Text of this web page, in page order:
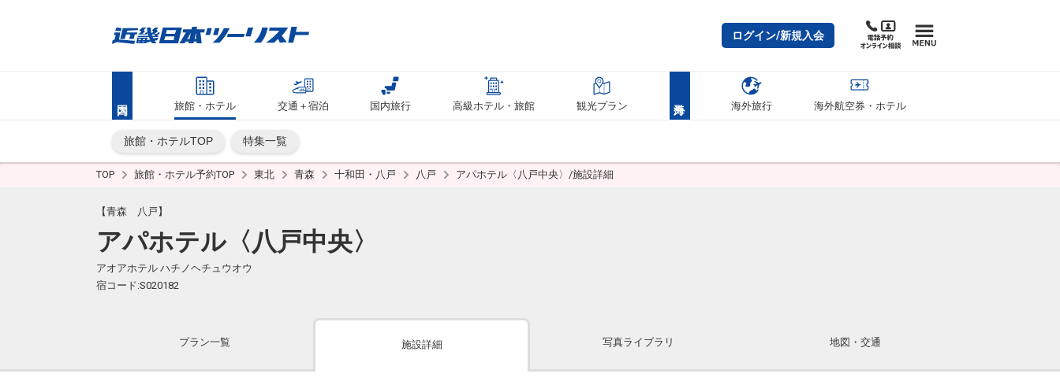
ログイン/新規入会
旅館・ホテル 交通＋宿泊 国内旅行 高級ホテル・旅館 観光プラン 海外旅行 海外航空券・ホテル
旅館・ホテルTOP 特集一覧
TOP 旅館・ホテル予約TOP 東北 青森 十和田・八戸 八戸 アパホテル〈八戸中央〉/施設詳細
【青森 八戸】
アパホテル〈八戸中央〉
アオアホテル ハチノヘチュウオウ
宿コード:S020182
プラン一覧 施設詳細 写真ライブラリ 地図・交通